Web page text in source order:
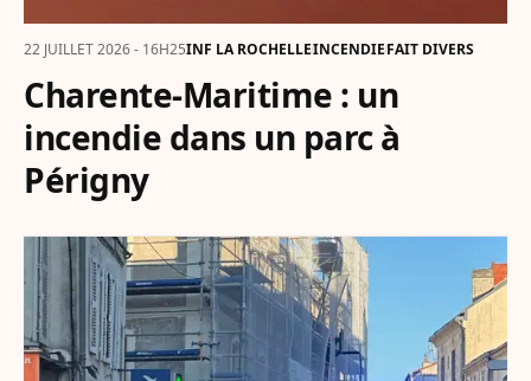
22 JUILLET 2026 - 16H25INF LA ROCHELLEINCENDIEFAIT DIVERS
Charente-Maritime : un
incendie dans un parc à
Périgny